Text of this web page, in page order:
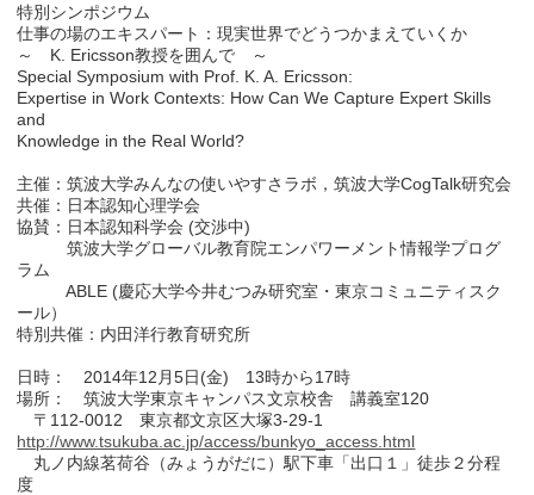
特別シンポジウム
仕事の場のエキスパート：現実世界でどうつかまえていくか
～ K. Ericsson教授を囲んで ～
Special Symposium with Prof. K. A. Ericsson:
Expertise in Work Contexts: How Can We Capture Expert Skills
and
Knowledge in the Real World?
主催：筑波大学みんなの使いやすさラボ，筑波大学CogTalk研究会
共催：日本認知心理学会
協賛：日本認知科学会 (交渉中)
筑波大学グローバル教育院エンパワーメント情報学プログ
ラム
ABLE (慶応大学今井むつみ研究室・東京コミュニティスク
ール）
特別共催：内田洋行教育研究所
日時： 2014年12月5日(金) 13時から17時
場所： 筑波大学東京キャンパス文京校舎 講義室120
〒112-0012 東京都文京区大塚3-29-1
http://www.tsukuba.ac.jp/access/bunkyo_access.html
丸ノ内線茗荷谷（みょうがだに）駅下車「出口１」徒歩２分程
度